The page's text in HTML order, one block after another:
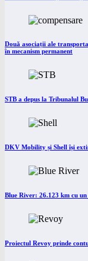
Două asociații ale
în mecanism permanent
STB a depus la Tribunalul
DKV Mobility și Shell își
Blue River: 26.123 km cu
Proiectul Revoy prinde